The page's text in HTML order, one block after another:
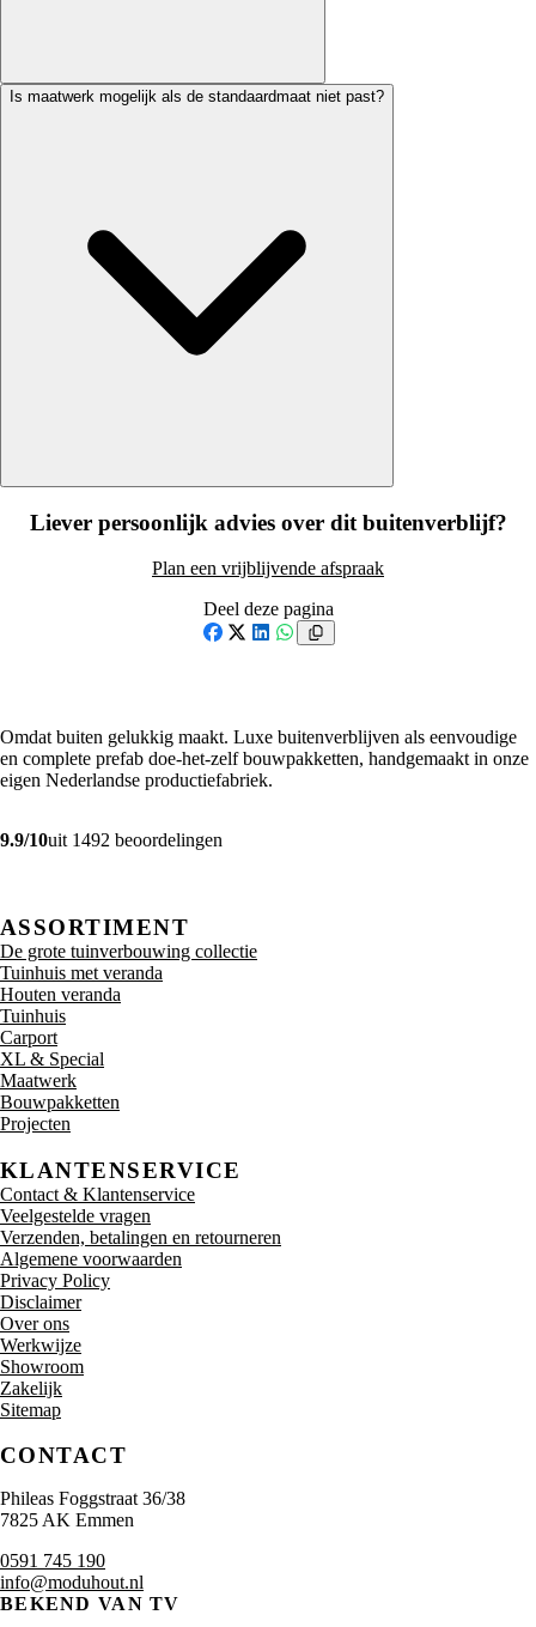
Is maatwerk mogelijk als de standaardmaat niet past?
Liever persoonlijk advies over dit buitenverblijf?
Plan een vrijblijvende afspraak
Deel deze pagina
Omdat buiten gelukkig maakt. Luxe buitenverblijven als eenvoudige
en complete prefab doe-het-zelf bouwpakketten, handgemaakt in onze
eigen Nederlandse productiefabriek.
9.9/10uit 1492 beoordelingen
ASSORTIMENT
De grote tuinverbouwing collectie
Tuinhuis met veranda
Houten veranda
Tuinhuis
Carport
XL & Special
Maatwerk
Bouwpakketten
Projecten
KLANTENSERVICE
Contact & Klantenservice
Veelgestelde vragen
Verzenden, betalingen en retourneren
Algemene voorwaarden
Privacy Policy
Disclaimer
Over ons
Werkwijze
Showroom
Zakelijk
Sitemap
CONTACT
Phileas Foggstraat 36/38
7825 AK Emmen
0591 745 190
info@moduhout.nl
BEKEND VAN TV